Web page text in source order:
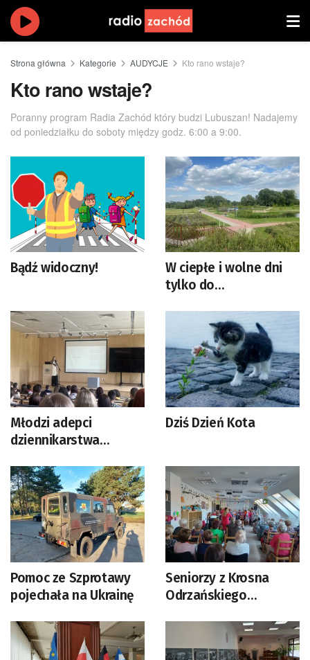
Strona główna Kategorie AUDYCJE Kto rano wstaje?
Kto rano wstaje?
Poranny program Radia Zachód który budzi Lubuszan! Nadajemy
od poniedziałku do soboty między godz. 6:00 a 9:00.
Bądź widoczny!
W ciepłe i wolne dni
tylko do
Młodzi adepci
dziennikarstwa
Dziś Dzień Kota
Pomoc ze Szprotawy
pojechała na Ukrainę
Seniorzy z Krosna
Odrzańskiego